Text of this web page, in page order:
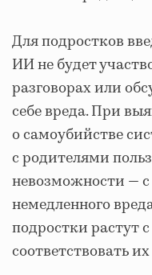
Для подростков
ИИ не будет
разговорах или
себе вреда. При
о самоубийстве
с родителями
невозможности — с
немедленного
подростки растут
соответствовать